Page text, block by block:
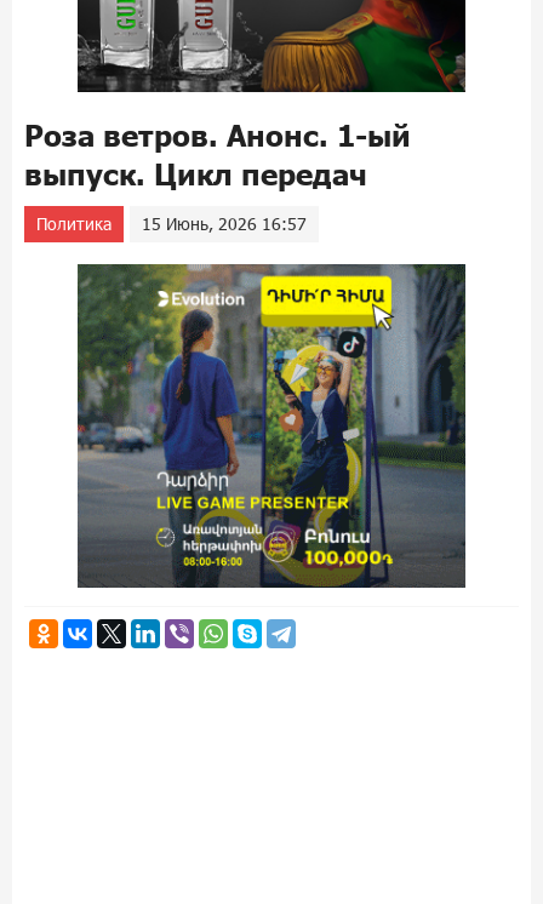
Роза ветров. Анонс. 1-ый
выпуск. Цикл передач
Политика 15 Июнь, 2026 16:57